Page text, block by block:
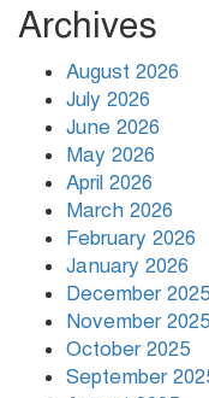
শুরু
Archives
August 2026
July 2026
June 2026
May 2026
April 2026
March 2026
February 2026
January 2026
December 2025
November 2025
October 2025
September